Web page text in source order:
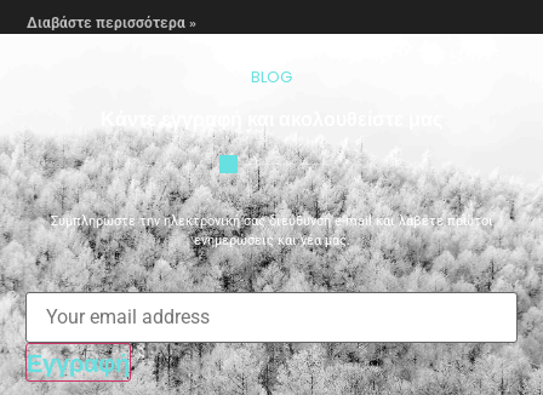
Διαβάστε περισσότερα »
BLOG
Συμπληρώστε την ηλεκτρονική σας διεύθυνση e-mail και λάβετε πρώτοι
ενημερώσεις και νέα μας.